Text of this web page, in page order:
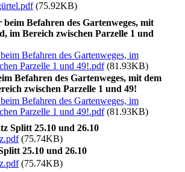
(75.92KB)
Befahren des Gartenweges, mit
im Bereich zwischen Parzelle 1 und
Befahren des Gartenweges, im
Parzelle 1 und 49!.pdf(81.93KB)
Befahren des Gartenweges, mit dem
zwischen Parzelle 1 und 49!
Befahren des Gartenweges, im
Parzelle 1 und 49!.pdf(81.93KB)
Splitt 25.10 und 26.10
(75.74KB)
25.10 und 26.10
(75.74KB)